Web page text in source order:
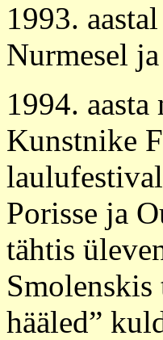
1993.
Nurmesel
1994.
Kunstnike
Porisse ja
tähtis
Smolenskis
hääled”